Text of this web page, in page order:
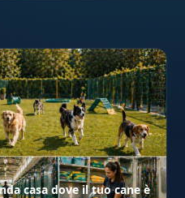
casa dove il tuo cane è